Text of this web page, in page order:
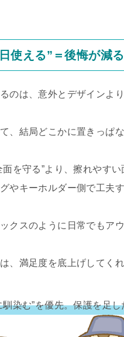
使える”＝後悔が減る
のは、意外とデザインよ
、結局どこかに置きっぱ
を守る”より、擦れやす
やキーホルダー側で工夫
クスのように日常でもア
、満足度を底上げしてくれ
馴染む”を優先。保護を足